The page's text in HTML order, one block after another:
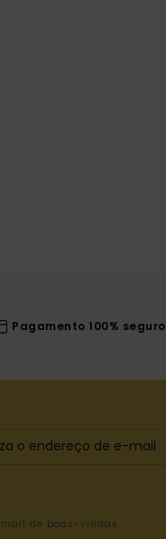
Pagamento 100% seguro
de boas-vindas